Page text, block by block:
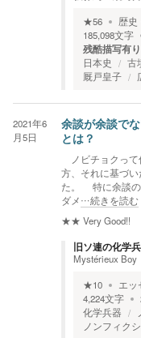
★56 歴史
185,098文字
残酷描写有り
日本史 古
厩戸皇子
2021年6
月5日
余談が余談で
とは？
ノビチョクっ
方、それに基づ
た。 特に余談の
ダメ…続きを読む
★★ Very Good!!
旧ソ連の化学
Mystérieux Boy
★10 エ
4,224文字
化学兵器
ノンフィク